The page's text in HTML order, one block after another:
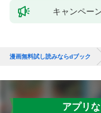
キャンペー
漫画無料試し読みならdブック
アプリ